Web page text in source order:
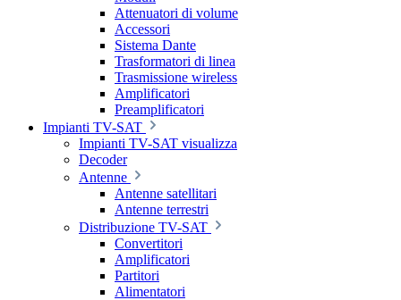
Attenuatori di volume
Accessori
Sistema Dante
Trasformatori di linea
Trasmissione wireless
Amplificatori
Preamplificatori
Impianti TV-SAT
Impianti TV-SAT visualizza
Decoder
Antenne
Antenne satellitari
Antenne terrestri
Distribuzione TV-SAT
Convertitori
Amplificatori
Partitori
Alimentatori